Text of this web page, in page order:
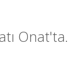
Onat'ta.